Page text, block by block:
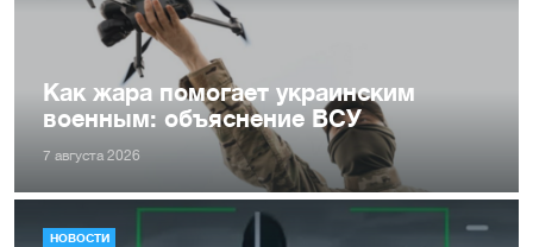
Как жара помогает украинским
военным: объяснение ВСУ
7 августа 2026
НОВОСТИ